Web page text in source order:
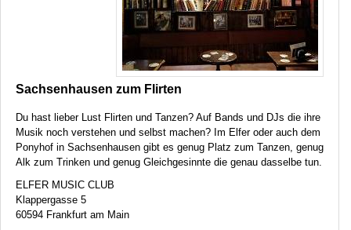
Sachsenhausen zum Flirten
Du hast lieber Lust Flirten und Tanzen? Auf Bands und DJs die ihre
Musik noch verstehen und selbst machen? Im Elfer oder auch dem
Ponyhof in Sachsenhausen gibt es genug Platz zum Tanzen, genug
Alk zum Trinken und genug Gleichgesinnte die genau dasselbe tun.
ELFER MUSIC CLUB
Klappergasse 5
60594 Frankfurt am Main